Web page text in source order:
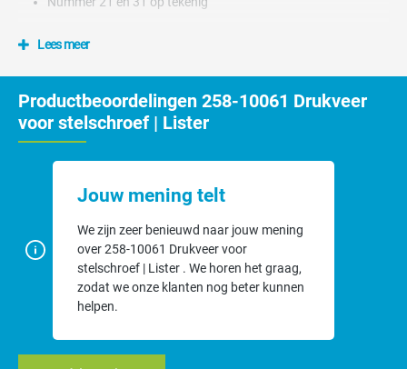
Lees meer
Productbeoordelingen 258-10061 Drukveer
voor stelschroef | Lister
Jouw mening telt
We zijn zeer benieuwd naar jouw mening
over 258-10061 Drukveer voor
stelschroef | Lister . We horen het graag,
zodat we onze klanten nog beter kunnen
helpen.